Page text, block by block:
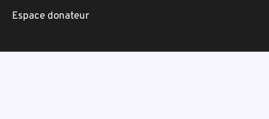
Espace donateur